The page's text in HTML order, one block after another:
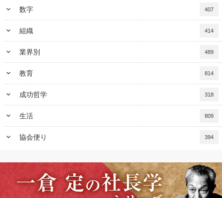
keyboard_arrow_down 数字 407
keyboard_arrow_down 組織 414
keyboard_arrow_down 業界別 489
keyboard_arrow_down 教育 814
keyboard_arrow_down 成功哲学 318
keyboard_arrow_down 生活 809
keyboard_arrow_down 協会便り 394